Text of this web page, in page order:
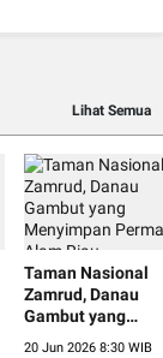
Lihat Semua
Taman Nasional
Zamrud, Danau
Gambut yang
Menyimpan
20 Jun 2026 8:30 WIB